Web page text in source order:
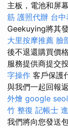
主板，電池和屏
筋 護照代辦 台
Geekuying將其
大里按摩推薦 臉
後不退還購買價
服務提供商提交
字操作 客戶保護
與我們一起回報
外燴 google seo
竹 整復 記帳士
我們將向您發送